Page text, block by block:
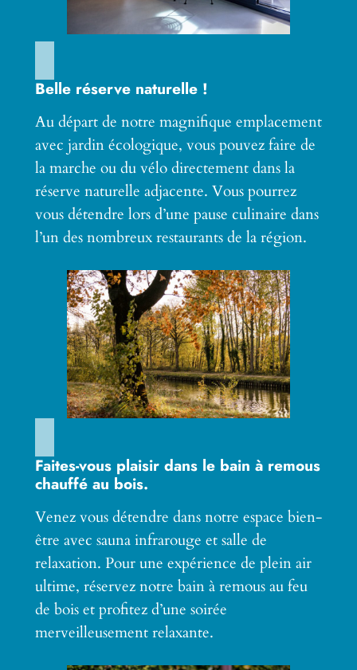
Belle réserve naturelle !
Au départ de notre magnifique emplacement
avec jardin écologique, vous pouvez faire de
la marche ou du vélo directement dans la
réserve naturelle adjacente. Vous pourrez
vous détendre lors d’une pause culinaire dans
l’un des nombreux restaurants de la région.
Faites-vous plaisir dans le bain à remous
chauffé au bois.
Venez vous détendre dans notre espace bien-
être avec sauna infrarouge et salle de
relaxation. Pour une expérience de plein air
ultime, réservez notre bain à remous au feu
de bois et profitez d’une soirée
merveilleusement relaxante.